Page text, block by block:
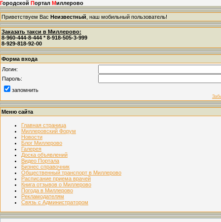
Городской Портал Миллерово
Приветствуем Вас Неизвестный , наш мобильный пользователь!
Заказать такси в Миллерово:
8-960-444-8-444 * 8-918-505-3-999
8-929-818-92-00
Форма входа
Логин:
Пароль:
запомнить
Меню сайта
Главная страница
Миллеровский Форум
Новости
Блог Миллерово
Галерея
Доска объявлений
Видео Портала
Бизнес справочник
Общественный транспорт в Миллерово
Расписание приема врачей
Книга отзывов о Миллерово
Погода в Миллерово
Рекламодателям
Связь с Администратором